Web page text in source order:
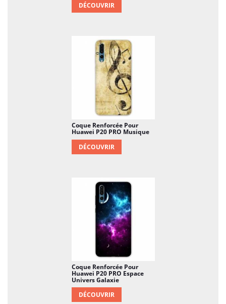
DÉCOUVRIR
Coque Renforcée Pour
Huawei P20 PRO Musique
DÉCOUVRIR
Coque Renforcée Pour
Huawei P20 PRO Espace
Univers Galaxie
DÉCOUVRIR